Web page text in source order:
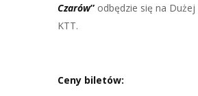
Czarów” odbędzie się na Dużej
KTT.
Ceny biletów: